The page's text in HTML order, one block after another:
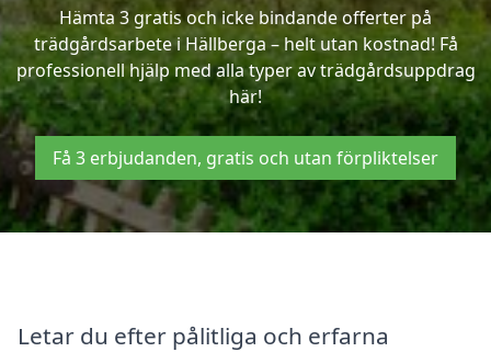
Hämta 3 gratis och icke bindande offerter på
trädgårdsarbete i Hällberga – helt utan kostnad! Få
professionell hjälp med alla typer av trädgårdsuppdrag
här!
Få 3 erbjudanden, gratis och utan förpliktelser
Letar du efter pålitliga och erfarna